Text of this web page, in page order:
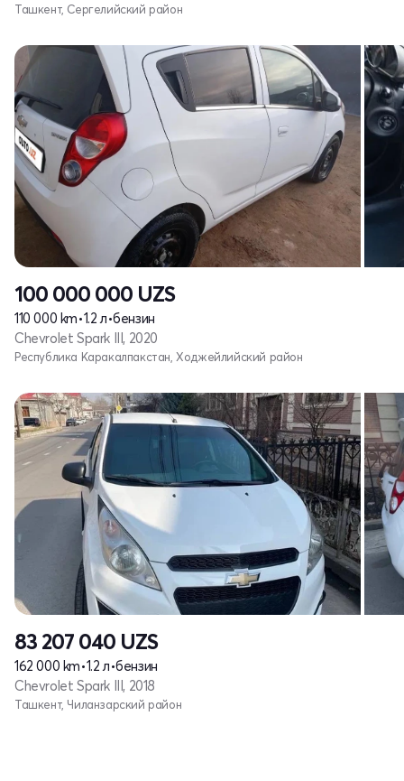
Ташкент, Сергелийский район
100 000 000 UZS
110 000 km•1.2 л•бензин
Chevrolet Spark III, 2020
Республика Каракалпакстан, Ходжейлийский район
83 207 040 UZS
162 000 km•1.2 л•бензин
Chevrolet Spark III, 2018
Ташкент, Чиланзарский район